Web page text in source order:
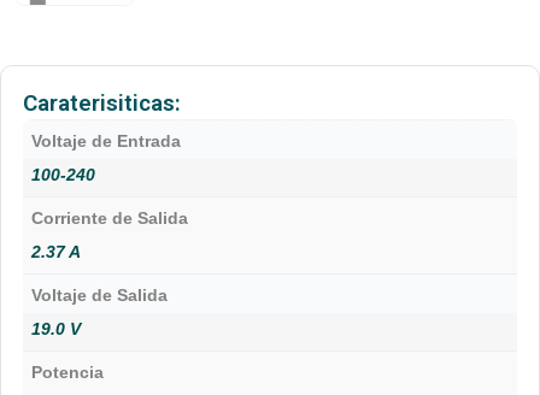
Caraterisiticas:
Voltaje de Entrada
100-240
Corriente de Salida
2.37 A
Voltaje de Salida
19.0 V
Potencia